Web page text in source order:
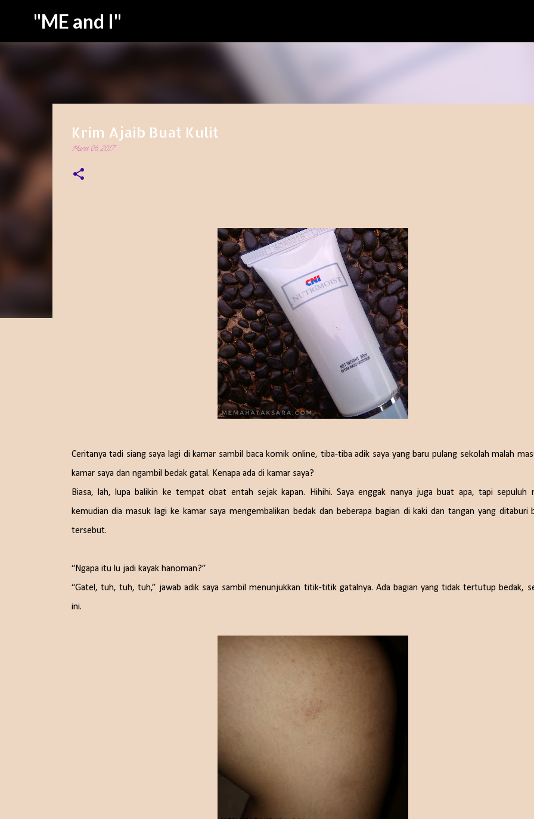
"ME and I"
Krim Ajaib Buat Kulit
Maret 06, 2017
Ceritanya tadi siang saya lagi di kamar sambil baca komik online, tiba-tiba adik saya yang baru pulang sekolah malah
kamar saya dan ngambil bedak gatal. Kenapa ada di kamar saya?
Biasa, lah, lupa balikin ke tempat obat entah sejak kapan. Hihihi. Saya enggak nanya juga buat apa, tapi sepuluh
kemudian dia masuk lagi ke kamar saya mengembalikan bedak dan beberapa bagian di kaki dan tangan yang ditaburi
tersebut.
“Ngapa itu lu jadi kayak hanoman?”
“Gatel, tuh, tuh, tuh,” jawab adik saya sambil menunjukkan titik-titik gatalnya. Ada bagian yang tidak tertutup bedak,
ini.